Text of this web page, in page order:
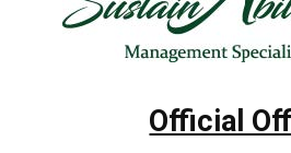
Official